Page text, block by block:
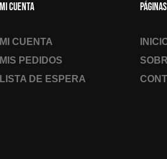
Mi cuenta
MI CUENTA
MIS PEDIDOS
LISTA DE ESPERA
Páginas